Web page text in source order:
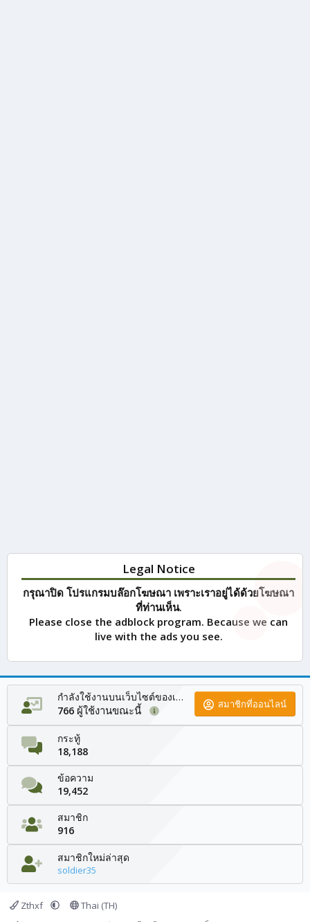
Legal Notice
กรุณาปิด โปรแกรมบล๊อกโฆษณา เพราะเราอยู่ได้ด้วยโฆษณา
ที่ท่านเห็น.
Please close the adblock program. Because we can
live with the ads you see.
กำลังใช้งานบนเว็บไซต์ของเรา
766 ผู้ใช้งานขณะนี้ สมาชิกที่ออนไลน์
กระทู้
18,188
ข้อความ
19,452
สมาชิก
916
สมาชิกใหม่ล่าสุด
soldier35
Zthxf
Thai (TH)